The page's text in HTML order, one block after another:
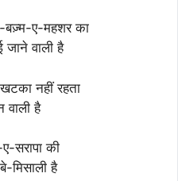
बज़्म-ए-महशर का
वाली है
नहीं रहता
है
सरापा की
मिसाली है